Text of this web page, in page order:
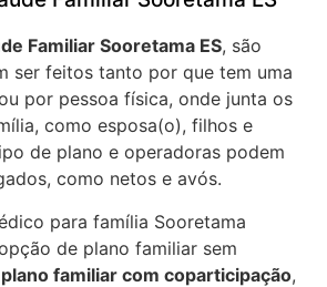
Familiar Sooretama ES, são
ser feitos tanto por que tem uma
por pessoa física, onde junta os
como esposa(o), filhos e
de plano e operadoras podem
como netos e avós.
para família Sooretama
de plano familiar sem
plano familiar com coparticipação,